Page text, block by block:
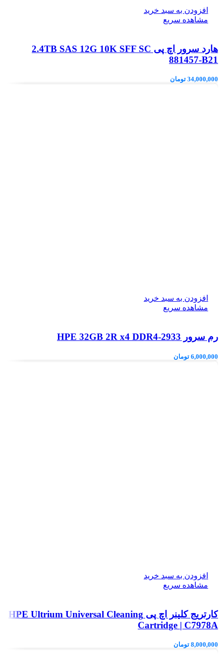
افزودن به سبد خرید
مشاهده سریع
هارد سرور اچ پی 2.4TB SAS 12G 10K SFF SC
881457-B21
34,000,000 تومان
افزودن به سبد خرید
مشاهده سریع
رم سرور HPE 32GB 2R x4 DDR4‑2933
6,000,000 تومان
افزودن به سبد خرید
مشاهده سریع
کارتریج کلینر اچ پی HPE Ultrium Universal Cleaning
Cartridge | C7978A
8,000,000 تومان